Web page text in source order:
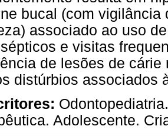
bucal (com vigilância
associado ao uso
e visitas
de lesões de
distúrbios associados
Adolescente.